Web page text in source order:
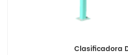
Clasificadora